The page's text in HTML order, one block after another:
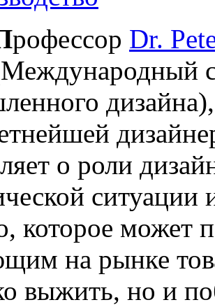
рофессор Dr.
дизайна),
о роли
ситуации
которое может
на рынке
выжить, но и